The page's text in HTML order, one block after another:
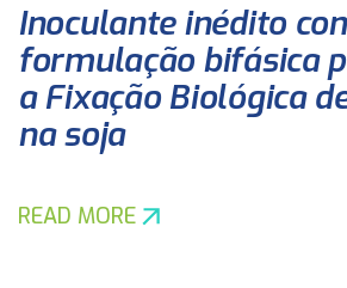
Inoculante inédito
formulação bifásica
a Fixação Biológica
na soja
READ MORE